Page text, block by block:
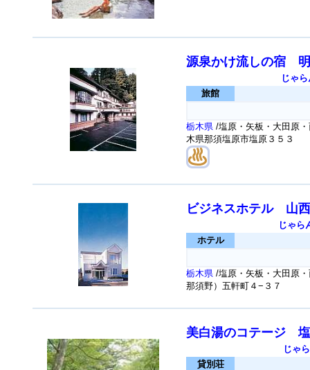
源泉かけ流しの宿
じゃ
旅館
栃木県 /塩原・矢板・大田原
木県那須塩原市塩原３５３
ビジネスホテル 山西
じゃら
ホテル
栃木県 /塩原・矢板・大田原
那須野）五軒町４−３７
美白湯のコテージ
じゃ
貸別荘